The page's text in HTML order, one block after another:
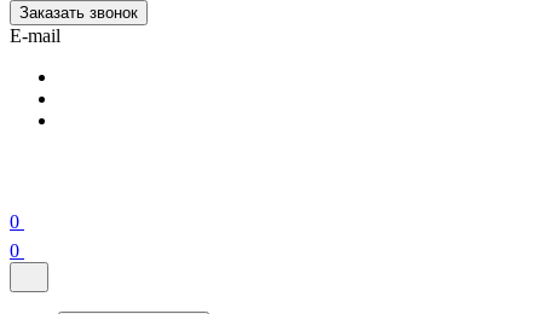
Заказать звонок
E-mail
0
0